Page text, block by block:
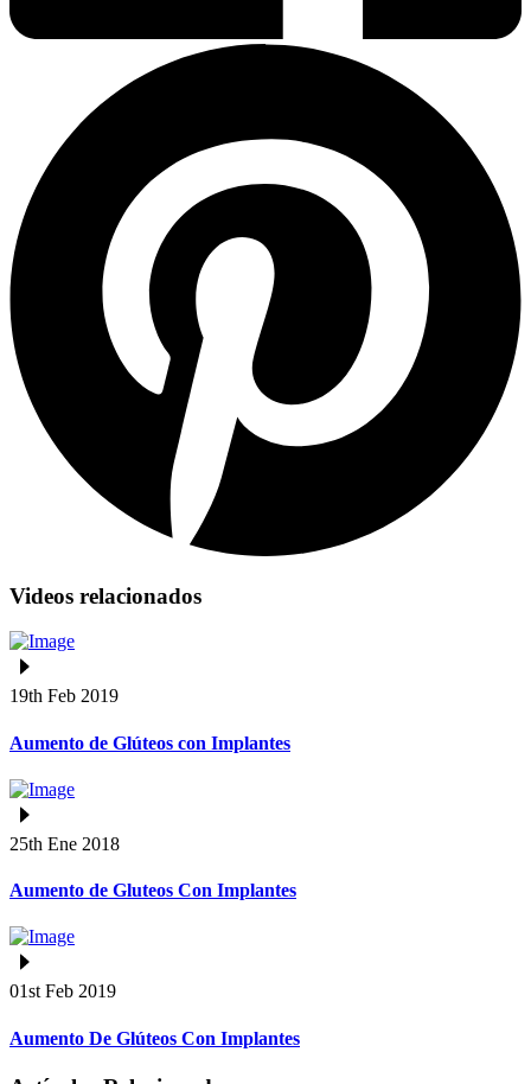
Videos relacionados
19th Feb 2019
Aumento de Glúteos con Implantes
25th Ene 2018
Aumento de Gluteos Con Implantes
01st Feb 2019
Aumento De Glúteos Con Implantes